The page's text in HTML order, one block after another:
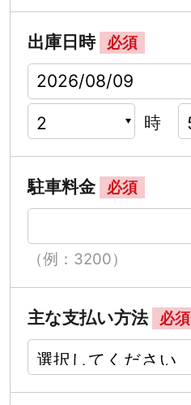
出庫日時 必須
時
駐車料金 必須
（例：3200）
主な支払い方法 必須